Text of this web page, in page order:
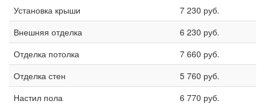
Установка крыши
7 230 руб.
Внешняя отделка
6 230 руб.
Отделка потолка
7 660 руб.
Отделка стен
5 760 руб.
Настил пола
6 770 руб.